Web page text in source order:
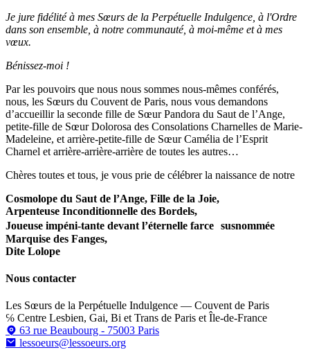
Je jure fidélité à mes Sœurs de la Perpétuelle Indulgence, à l'Ordre
dans son ensemble, à notre communauté, à moi-même et à mes
vœux.
Bénissez-moi !
Par les pouvoirs que nous nous sommes nous-mêmes conférés,
nous, les Sœurs du Couvent de Paris, nous vous demandons
d’accueillir la seconde fille de Sœur Pandora du Saut de l’Ange,
petite-fille de Sœur Dolorosa des Consolations Charnelles de Marie-
Madeleine, et arrière-petite-fille de Sœur Camélia de l’Esprit
Charnel et arrière-arrière-arrière de toutes les autres…
Chères toutes et tous, je vous prie de célébrer la naissance de notre
Cosmolope du Saut de l’Ange, Fille de la Joie,
Arpenteuse Inconditionnelle des Bordels,
Joueuse impéni-tante devant l’éternelle farce susnommée
Marquise des Fanges,
Dite Lolope
Nous contacter
Les Sœurs de la Perpétuelle Indulgence — Couvent de Paris
℅ Centre Lesbien, Gai, Bi et Trans de Paris et Île-de-France
63 rue Beaubourg - 75003 Paris
lessoeurs@lessoeurs.org